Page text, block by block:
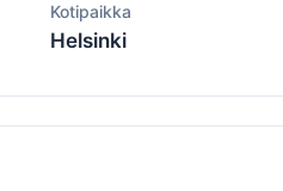
Kotipaikka
Helsinki